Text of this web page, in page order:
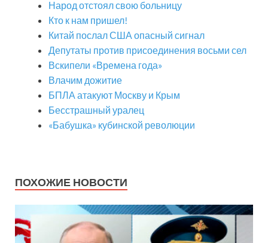
Народ отстоял свою больницу
Кто к нам пришел!
Китай послал США опасный сигнал
Депутаты против присоединения восьми сел
Вскипели «Времена года»
Влачим дожитие
БПЛА атакуют Москву и Крым
Бесстрашный уралец
«Бабушка» кубинской революции
ПОХОЖИЕ НОВОСТИ